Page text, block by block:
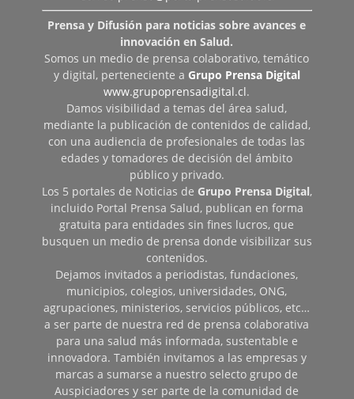
Prensa y Difusión para noticias sobre avances e
innovación en Salud.
Somos un medio de prensa colaborativo, temático
y digital, perteneciente a Grupo Prensa Digital
www.grupoprensadigital.cl.
Damos visibilidad a temas del área salud,
mediante la publicación de contenidos de calidad,
con una audiencia de profesionales de todas las
edades y tomadores de decisión del ámbito
público y privado.
Los 5 portales de Noticias de Grupo Prensa Digital,
incluido Portal Prensa Salud, publican en forma
gratuita para entidades sin fines lucros, que
busquen un medio de prensa donde visibilizar sus
contenidos.
Dejamos invitados a periodistas, fundaciones,
municipios, colegios, universidades, ONG,
agrupaciones, ministerios, servicios públicos, etc…
a ser parte de nuestra red de prensa colaborativa
para una salud más informada, sustentable e
innovadora. También invitamos a las empresas y
marcas a sumarse a nuestro selecto grupo de
Auspiciadores y ser parte de la comunidad de